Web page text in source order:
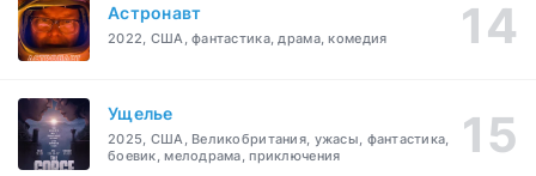
Астронавт
2022, США, фантастика, драма, комедия
Ущелье
2025, США, Великобритания, ужасы, фантастика,
боевик, мелодрама, приключения